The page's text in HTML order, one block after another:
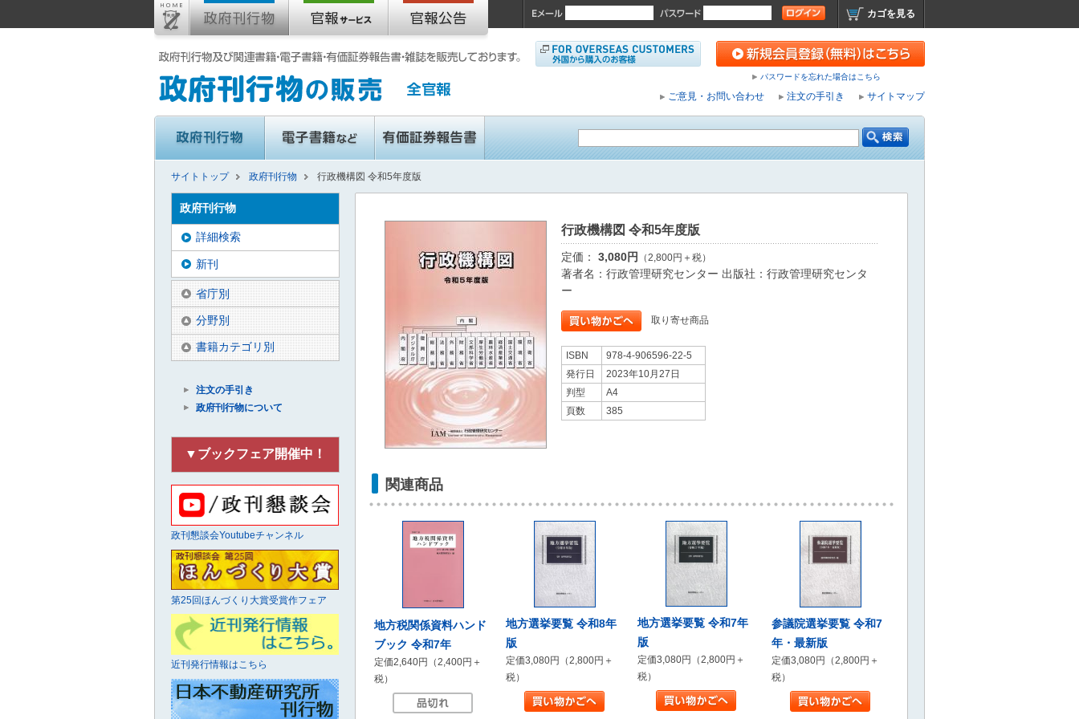
カゴを見る
パスワードを忘れた場合はこちら
ご意見・お問い合わせ 注文の手引き サイトマップ
サイトトップ 政府刊行物 行政機構図 令和5年度版
行政機構図 令和5年度版
定価： 3,080円 （2,800円＋税）
著者名：行政管理研究センター 出版社：行政管理研究センタ
ー
取り寄せ商品
ISBN
978-4-906596-22-5
発行日
2023年10月27日
判型
A4
頁数
385
関連商品
地方税関係資料ハンド
ブック 令和7年
定価2,640円（2,400円＋
税）
地方選挙要覧 令和8年
版
定価3,080円（2,800円＋
税）
地方選挙要覧 令和7年
版
定価3,080円（2,800円＋
税）
参議院選挙要覧 令和7
年・最新版
定価3,080円（2,800円＋
税）
政府刊行物
詳細検索
新刊
省庁別
分野別
書籍カテゴリ別
注文の手引き
政府刊行物について
▼ブックフェア開催中！
政刊懇談会Youtubeチャンネル
第25回ほんづくり大賞受賞作フェア
近刊発行情報はこちら